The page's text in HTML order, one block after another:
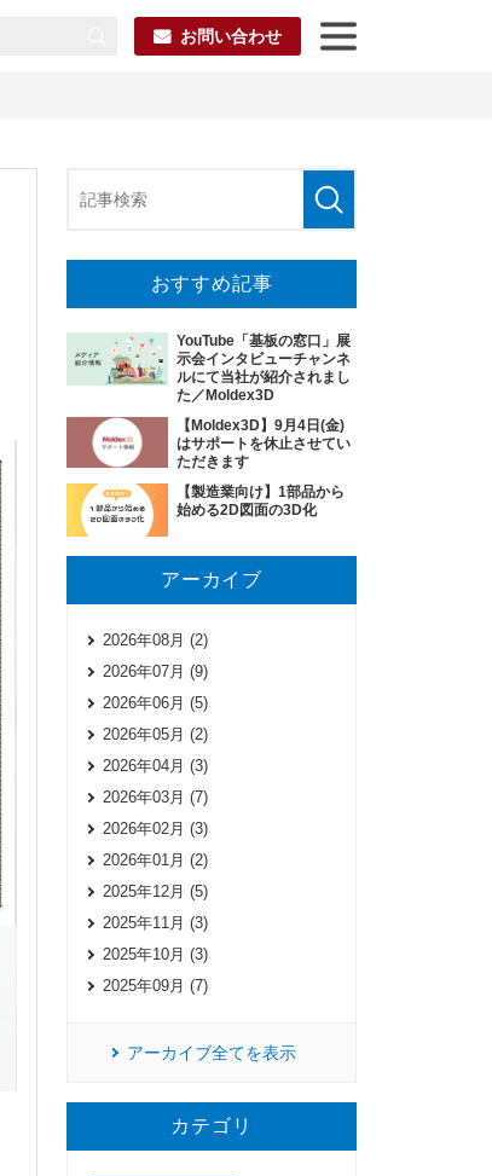
お問い合わせ
おすすめ記事
YouTube「基板の窓口」展
示会インタビューチャンネ
ルにて当社が紹介されまし
た／Moldex3D
【Moldex3D】9月4日(金)
はサポートを休止させてい
ただきます
【製造業向け】1部品から
始める2D図面の3D化
アーカイブ
2026年08月 (2)
2026年07月 (9)
2026年06月 (5)
2026年05月 (2)
2026年04月 (3)
2026年03月 (7)
2026年02月 (3)
2026年01月 (2)
2025年12月 (5)
2025年11月 (3)
2025年10月 (3)
2025年09月 (7)
アーカイブ全てを表示
カテゴリ